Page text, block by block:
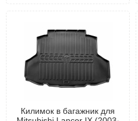
Килимок в багажник для